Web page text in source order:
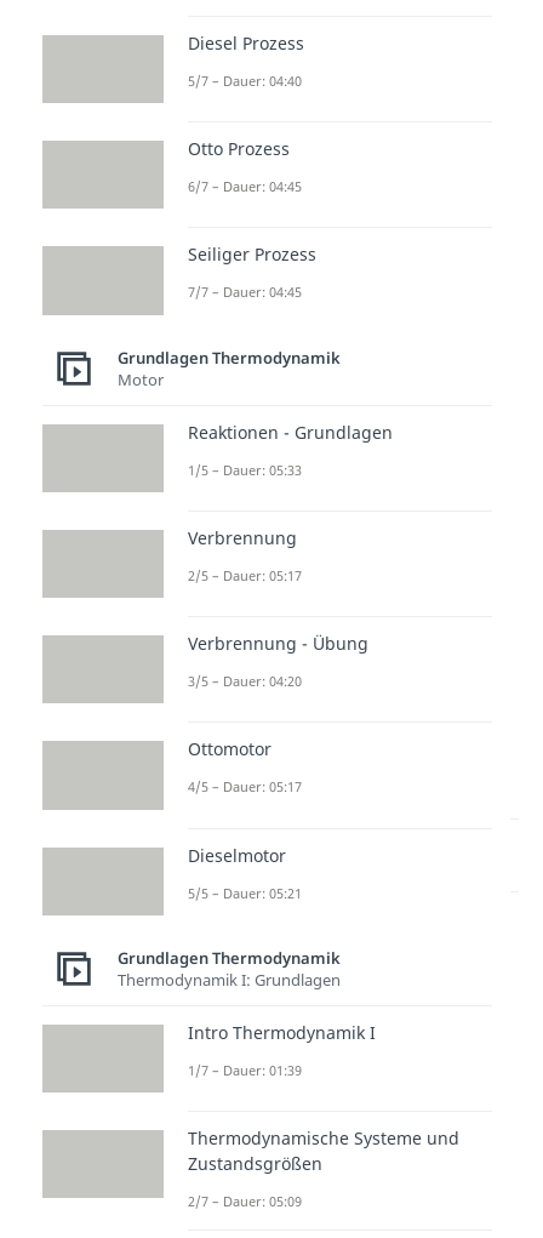
Thermodynamik
ie -
on
04:04
e
und
zur Videoseite: Exergone und
endergone Reaktion
Entdecke hier deine Chancen.
Weitere Inhalte:
Grundlagen
Thermodynamik
Diesel Prozess
5/7 – Dauer: 04:40
Otto Prozess
6/7 – Dauer: 04:45
Seiliger Prozess
7/7 – Dauer: 04:45
Grundlagen Thermodynamik
Motor
Reaktionen - Grundlagen
1/5 – Dauer: 05:33
Verbrennung
2/5 – Dauer: 05:17
Verbrennung - Übung
3/5 – Dauer: 04:20
Ottomotor
4/5 – Dauer: 05:17
Dieselmotor
5/5 – Dauer: 05:21
Grundlagen Thermodynamik
Thermodynamik I: Grundlagen
Intro Thermodynamik I
1/7 – Dauer: 01:39
Thermodynamische Systeme und
Zustandsgrößen
2/7 – Dauer: 05:09